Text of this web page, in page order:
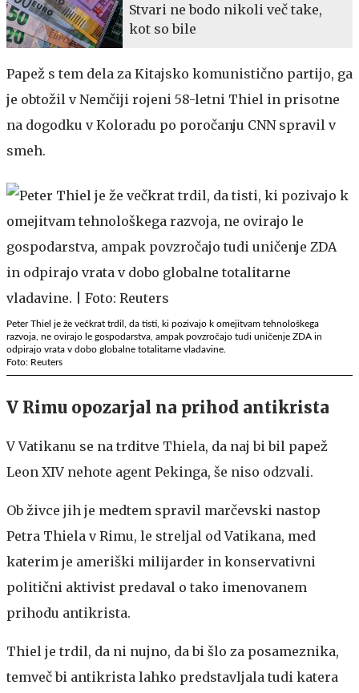
Stvari ne bodo nikoli več take,
kot so bile
Papež s tem dela za Kitajsko komunistično partijo, ga
je obtožil v Nemčiji rojeni 58-letni Thiel in prisotne
na dogodku v Koloradu po poročanju CNN spravil v
smeh.
Peter Thiel je že večkrat trdil, da tisti, ki pozivajo k omejitvam tehnološkega
razvoja, ne ovirajo le gospodarstva, ampak povzročajo tudi uničenje ZDA in
odpirajo vrata v dobo globalne totalitarne vladavine.
Foto: Reuters
V Rimu opozarjal na prihod antikrista
V Vatikanu se na trditve Thiela, da naj bi bil papež
Leon XIV nehote agent Pekinga, še niso odzvali.
Ob živce jih je medtem spravil marčevski nastop
Petra Thiela v Rimu, le streljal od Vatikana, med
katerim je ameriški milijarder in konservativni
politični aktivist predaval o tako imenovanem
prihodu antikrista.
Thiel je trdil, da ni nujno, da bi šlo za posameznika,
temveč bi antikrista lahko predstavljala tudi katera